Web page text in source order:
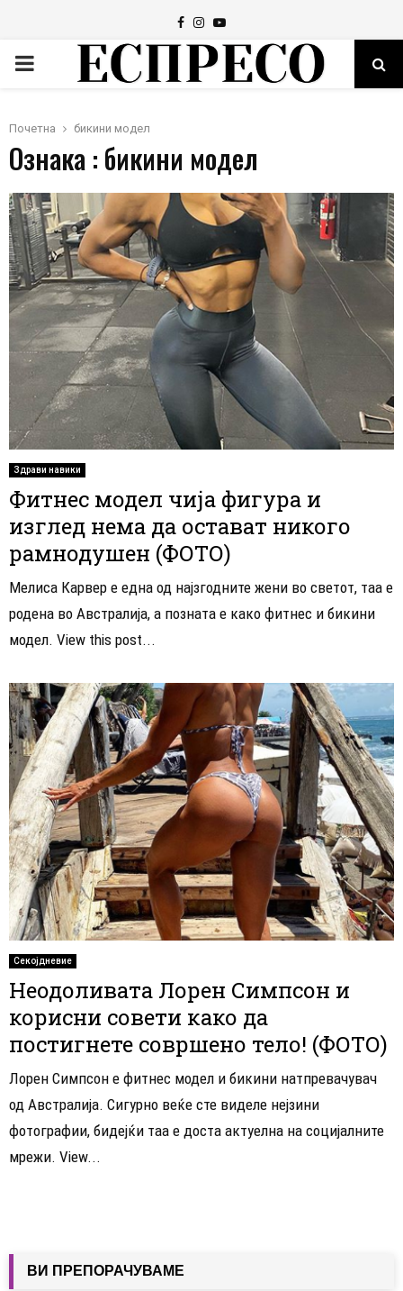
Facebook
Instagram
Youtube
PRIMARY
Почетна бикини модел
Ознака : бикини модел
Здрави навики
Фитнес модел чија фигура и
изглед нема да остават никого
рамнодушен (ФОТО)
Мелиса Карвер е една од најзгодните жени во светот, таа е
родена во Австралија, а позната е како фитнес и бикини
модел. View this post...
Секојдневие
Неодоливата Лорен Симпсон и
корисни совети како да
постигнете совршено тело! (ФОТО)
Лорен Симпсон е фитнес модел и бикини натпревачувач
од Австралија. Сигурно веќе сте виделе нејзини
фотографии, бидејќи таа е доста актуелна на социјалните
мрежи. View...
ВИ ПРЕПОРАЧУВАМЕ